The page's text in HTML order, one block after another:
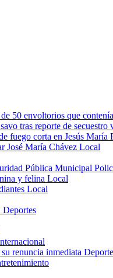
50 envoltorios que
tras reporte de
fuego corta en Jesús María
José María Chávez Local
Pública Municipal
y felina Local
Local
Deportes
renuncia inmediata